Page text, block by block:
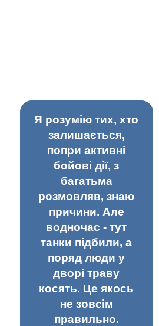
Я розумію тих, хто
залишається,
попри активні
бойові дії, з
багатьма
розмовляв, знаю
причини. Але
водночас - тут
танки підбили, а
поряд люди у
дворі траву
косять. Це якось
не зовсім
правильно.